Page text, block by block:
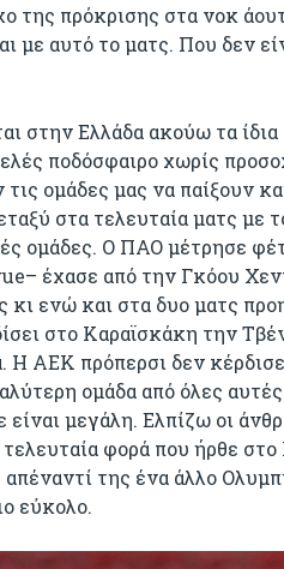
της πρόκρισης στα νοκ
με αυτό το ματς. Που δεν
στην Ελλάδα ακούω τα ίδια
ποδόσφαιρο χωρίς
τις ομάδες μας να παίξουν
στα τελευταία ματς με
ομάδες. Ο ΠΑΟ μέτρησε
έχασε από την Γκόου
ενώ και στα δυο ματς
στο Καραϊσκάκη την
Η ΑΕΚ πρόπερσι δεν
ομάδα από όλες
μεγάλη. Ελπίζω οι
φορά που ήρθε
της ένα άλλο
εύκολο.